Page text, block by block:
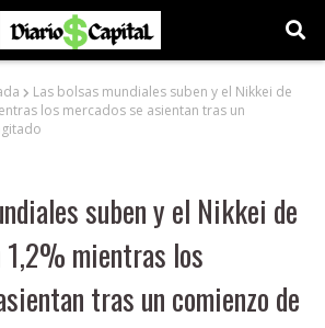
Las bolsas mundiales suben y el Nikkei de
los mercados se asientan tras un
suben y el Nikkei de
1,2% mientras los
tras un comienzo de